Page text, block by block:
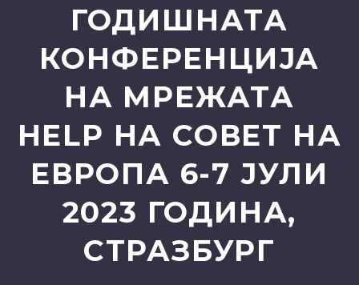
ГОДИШНАТА
КОНФЕРЕНЦИЈА
НА МРЕЖАТА
HELP НА СОВЕТ НА
ЕВРОПА 6-7 ЈУЛИ
2023 ГОДИНА,
СТРАЗБУРГ